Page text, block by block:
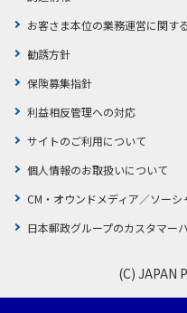
お客さま本位の業務運営に関す
勧誘方針
保険募集指針
利益相反管理への対応
サイトのご利用について
個人情報のお取扱いについて
CM・オウンドメディア／ソーシ
日本郵政グループのカスタマー
(C) JAPAN